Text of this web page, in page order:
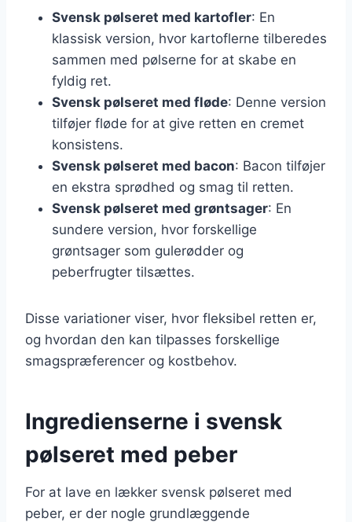
Svensk pølseret med kartofler: En
klassisk version, hvor kartoflerne tilberedes
sammen med pølserne for at skabe en
fyldig ret.
Svensk pølseret med fløde: Denne version
tilføjer fløde for at give retten en cremet
konsistens.
Svensk pølseret med bacon: Bacon tilføjer
en ekstra sprødhed og smag til retten.
Svensk pølseret med grøntsager: En
sundere version, hvor forskellige
grøntsager som gulerødder og
peberfrugter tilsættes.
Disse variationer viser, hvor fleksibel retten er,
og hvordan den kan tilpasses forskellige
smagspræferencer og kostbehov.
Ingredienserne i svensk
pølseret med peber
For at lave en lækker svensk pølseret med
peber, er der nogle grundlæggende